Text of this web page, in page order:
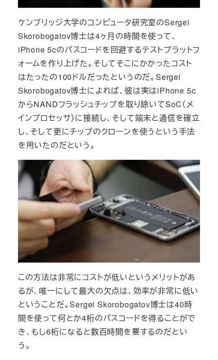
ケンブリッジ大学のコンピュータ研究室のSergei
Skorobogatov博士は4ヶ月の時間を使って、
iPhone 5cのパスコードを回避するテストプラットフ
ォームを作り上げた。そしてそこにかかったコスト
はたったの100ドルだったというのだ。Sergei
Skorobogatov博士によれば、彼は実はiPhone 5c
からNANDフラッシュチップを取り除いてSoC（メ
インプロセッサ）に接続し、そして端末と通信を確立
し、そして更にチップのクローンを使うという手法
を用いたのだという。
この方法は非常にコストが低いというメリットがあ
るが、唯一にして最大の欠点は、効率が非常に低い
ということだ。Sergei Skorobogatov博士は40時
間を使って何とか4桁のパスコードを得ることがで
き、もし6桁になると数百時間を要するのだとい
う。